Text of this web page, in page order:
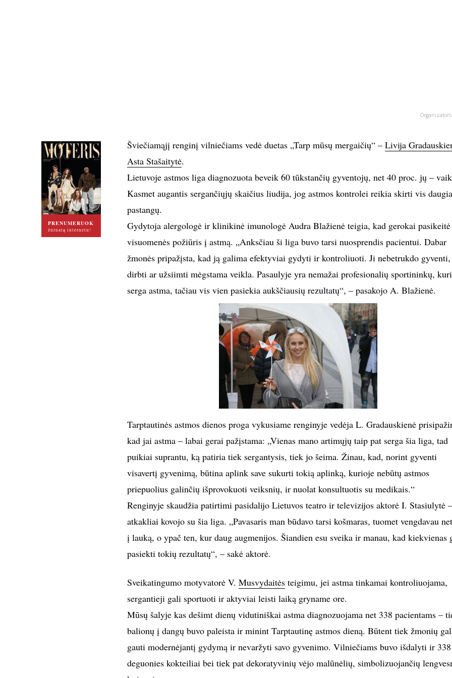
PRENUMERUOK
žurnalą internetu!
Šviečiamąjį renginį vilniečiams vedė duetas „Tarp mūsų mergaičių“ – Livija
Asta Stašaitytė.
Lietuvoje astmos liga diagnozuota beveik 60 tūkstančių gyventojų, net 40 proc. jų –
Kasmet augantis sergančiųjų skaičius liudija, jog astmos kontrolei reikia skirti vis
pastangų.
Gydytoja alergologė ir klinikinė imunologė Audra Blažienė teigia, kad gerokai
visuomenės požiūris į astmą. „Anksčiau ši liga buvo tarsi nuosprendis pacientui. Dabar
žmonės pripažįsta, kad ją galima efektyviai gydyti ir kontroliuoti. Ji nebetrukdo gyventi,
dirbti ar užsiimti mėgstama veikla. Pasaulyje yra nemažai profesionalių sportininkų,
serga astma, tačiau vis vien pasiekia aukščiausių rezultatų“, – pasakojo A. Blažienė.
Tarptautinės astmos dienos proga vykusiame renginyje vedėja L. Gradauskienė
kad jai astma – labai gerai pažįstama: „Vienas mano artimųjų taip pat serga šia liga, tad
puikiai suprantu, ką patiria tiek sergantysis, tiek jo šeima. Žinau, kad, norint gyventi
visavertį gyvenimą, būtina aplink save sukurti tokią aplinką, kurioje nebūtų astmos
priepuolius galinčių išprovokuoti veiksnių, ir nuolat konsultuotis su medikais.“
Renginyje skaudžia patirtimi pasidalijo Lietuvos teatro ir televizijos aktorė I. Stasiulytė
atkakliai kovojo su šia liga. „Pavasaris man būdavo tarsi košmaras, tuomet vengdavau
į lauką, o ypač ten, kur daug augmenijos. Šiandien esu sveika ir manau, kad kiekvienas
pasiekti tokių rezultatų“, – sakė aktorė.
Sveikatingumo motyvatorė V. Musvydaitėsteigimu, jei astma tinkamai kontroliuojama,
sergantieji gali sportuoti ir aktyviai leisti laiką gryname ore.
Mūsų šalyje kas dešimt dienų vidutiniškai astma diagnozuojama net 338 pacientams –
balionų į dangų buvo paleista ir minint Tarptautinę astmos dieną. Būtent tiek žmonių
gauti modernėjantį gydymą ir nevaržyti savo gyvenimo. Vilniečiams buvo išdalyti ir 338
deguonies kokteiliai bei tiek pat dekoratyvinių vėjo malūnėlių, simbolizuojančių